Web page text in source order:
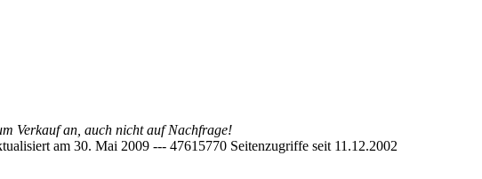
Verkauf an, auch nicht auf Nachfrage!
am 30. Mai 2009 --- 47615770 Seitenzugriffe seit 11.12.2002